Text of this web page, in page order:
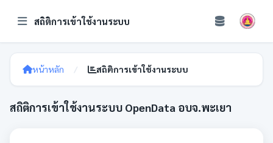
สถิติการเข้าใช้งานระบบ
หน้าหลัก สถิติการเข้าใช้งานระบบ
สถิติการเข้าใช้งานระบบ OpenData อบจ.พะเยา